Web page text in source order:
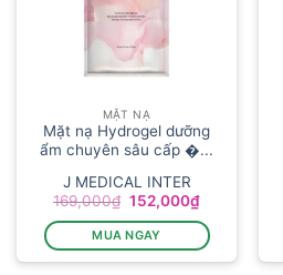
MẶT NẠ
Mặt nạ Hydrogel dưỡng
ẩm chuyên sâu cấp �...
J MEDICAL INTER
169,000₫ Giá
là:
169,000₫.
152,000₫Giá
tại
là:
152,000₫.
MUA NGAY